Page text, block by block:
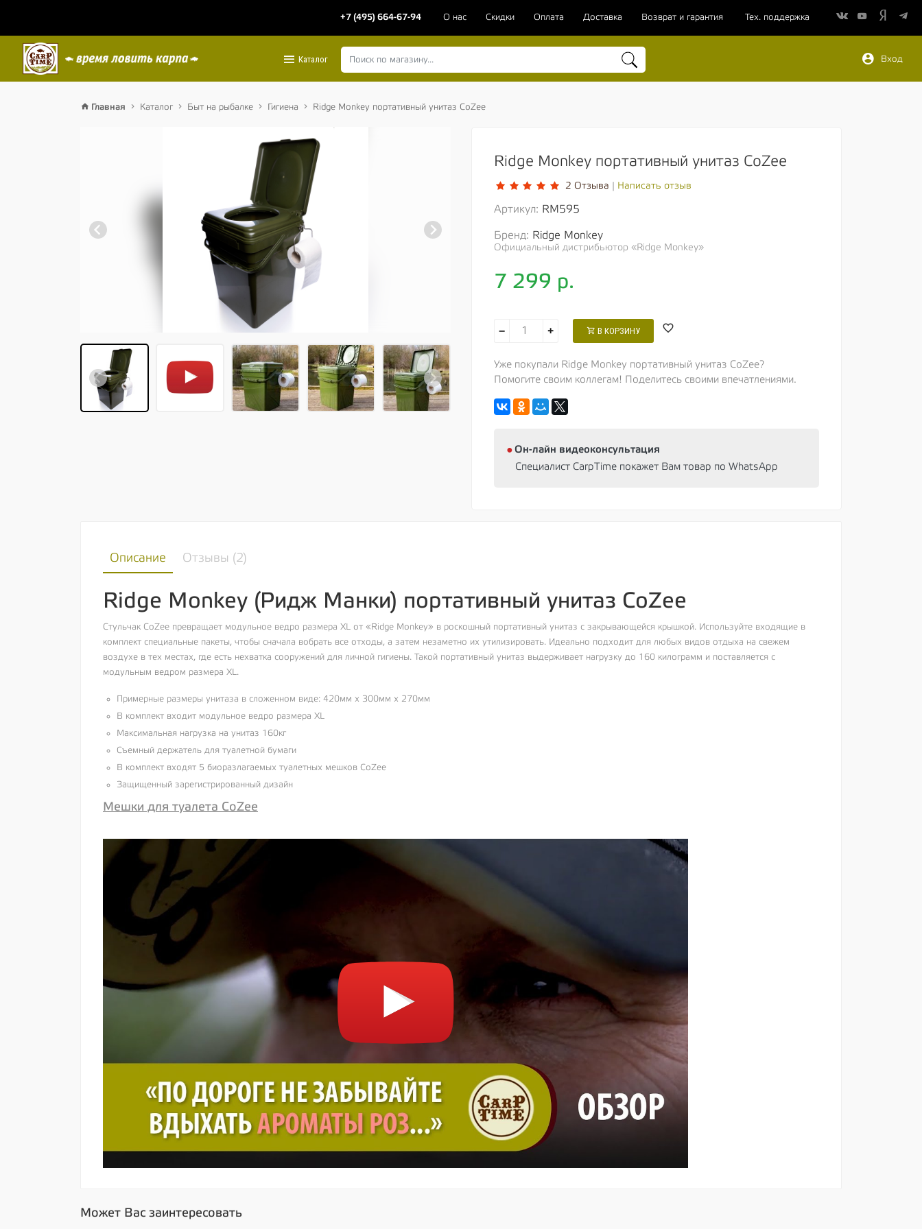
+7 (495) 664-67-94 О нас Скидки Оплата Доставка Возврат и гарантия Тех. поддержка
Каталог Вход
Главная Каталог Быт на рыбалке Гигиена Ridge Monkey портативный унитаз CoZee
Ridge Monkey портативный унитаз CoZee
2 Отзыва Написать отзыв
Артикул: RM595
Бренд: Ridge Monkey
Официальный дистрибьютор «Ridge Monkey»
7 299 р.
− + В КОРЗИНУ
Уже покупали Ridge Monkey портативный унитаз CoZee?
Помогите своим коллегам! Поделитесь своими впечатлениями.
⦁ Oн-лайн видеоконсультация
Специалист CarpTime покажет Вам товар по WhatsApp
Описание Отзывы (2)
Ridge Monkey (Ридж Манки) портативный унитаз CoZee
Стульчак CoZee превращает модульное ведро размера XL от «Ridge Monkey» в роскошный портативный унитаз с закрывающейся крышкой. Используйте входящие в
комплект специальные пакеты, чтобы сначала вобрать все отходы, а затем незаметно их утилизировать. Идеально подходит для любых видов отдыха на свежем
воздухе в тех местах, где есть нехватка сооружений для личной гигиены. Такой портативный унитаз выдерживает нагрузку до 160 килограмм и поставляется с
модульным ведром размера XL.
Примерные размеры унитаза в сложенном виде: 420мм х 300мм х 270мм
В комплект входит модульное ведро размера XL
Максимальная нагрузка на унитаз 160кг
Съемный держатель для туалетной бумаги
В комплект входят 5 биоразлагаемых туалетных мешков CoZee
Защищенный зарегистрированный дизайн
Мешки для туалета CoZee
Может Вас заинтересовать